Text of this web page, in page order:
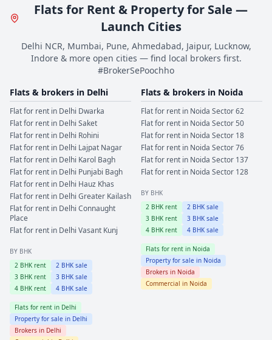
Flats for Rent & Property for Sale —
Launch Cities
Delhi NCR, Mumbai, Pune, Ahmedabad, Jaipur, Lucknow,
Indore & more open cities — find local brokers first.
#BrokerSePoochho
Flats & brokers in Delhi
Flat for rent in Delhi Dwarka
Flat for rent in Delhi Saket
Flat for rent in Delhi Rohini
Flat for rent in Delhi Lajpat Nagar
Flat for rent in Delhi Karol Bagh
Flat for rent in Delhi Punjabi Bagh
Flat for rent in Delhi Hauz Khas
Flat for rent in Delhi Greater Kailash
Flat for rent in Delhi Connaught
Place
Flat for rent in Delhi Vasant Kunj
BY BHK
2 BHK rent 2 BHK sale
3 BHK rent 3 BHK sale
4 BHK rent 4 BHK sale
Flats for rent in Delhi
Property for sale in Delhi
Brokers in Delhi
Flats & brokers in Noida
Flat for rent in Noida Sector 62
Flat for rent in Noida Sector 50
Flat for rent in Noida Sector 18
Flat for rent in Noida Sector 76
Flat for rent in Noida Sector 137
Flat for rent in Noida Sector 128
BY BHK
2 BHK rent 2 BHK sale
3 BHK rent 3 BHK sale
4 BHK rent 4 BHK sale
Flats for rent in Noida
Property for sale in Noida
Brokers in Noida
Commercial in Noida